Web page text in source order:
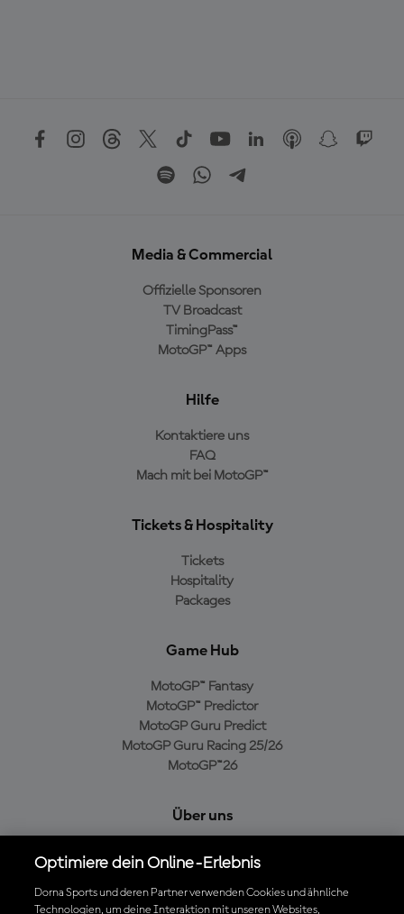
Media & Commercial
Offizielle Sponsoren
TV Broadcast
TimingPass™
MotoGP™ Apps
Hilfe
Kontaktiere uns
FAQ
Mach mit bei MotoGP™
Tickets & Hospitality
Tickets
Hospitality
Packages
Game Hub
MotoGP™ Fantasy
MotoGP™ Predictor
MotoGP Guru Predict
MotoGP Guru Racing 25/26
MotoGP™26
Über uns
Cookie-Richtlinien
Geschäftsbedingungen
Optimiere dein Online-Erlebnis
Dorna Sports und deren Partner verwenden Cookies und ähnliche
Technologien, um deine Interaktion mit unseren Websites,